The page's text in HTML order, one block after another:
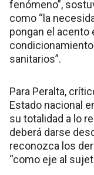
fenómeno”,
como “la
pongan el acento
sanitarios”.
Para Peralta,
Estado nacional
su totalidad a lo
deberá darse
reconozca los
“como eje al